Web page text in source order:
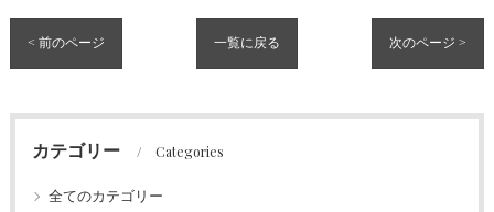
< 前のページ 一覧に戻る 次のページ >
カテゴリー Categories
全てのカテゴリー